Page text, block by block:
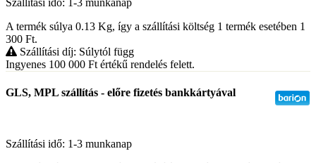
A termék súlya 0.13 Kg, így a szállítási költség 1 termék esetében 1
300 Ft.
Szállítási díj: Súlytól függ
Ingyenes 100 000 Ft értékű rendelés felett.
GLS, MPL szállítás - előre fizetés bankkártyával
Szállítási idő: 1-3 munkanap